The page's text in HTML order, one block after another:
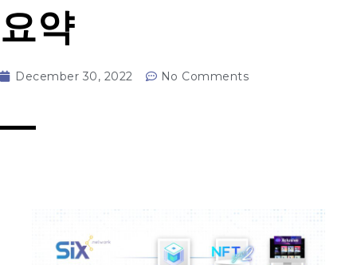
요약
December 30, 2022 No Comments